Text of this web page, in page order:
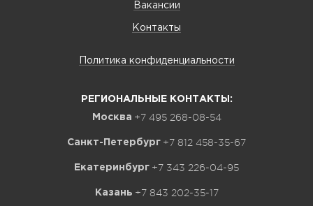
Вакансии
Контакты
Политика конфиденциальности
РЕГИОНАЛЬНЫЕ КОНТАКТЫ:
Москва +7 495 268-08-54
Санкт-Петербург +7 812 458-35-67
Екатеринбург +7 343 226-04-95
Казань +7 843 202-35-17